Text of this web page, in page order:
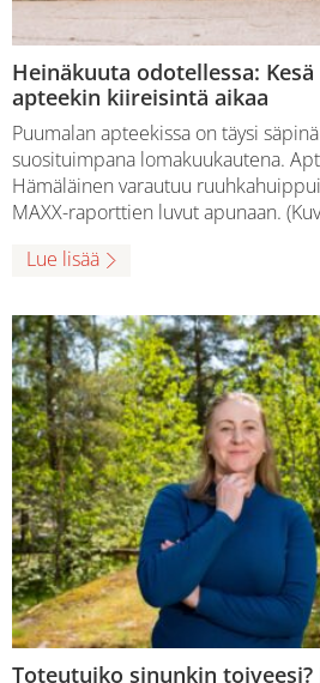
Heinäkuuta odotellessa:
apteekin kiireisintä aikaa
Puumalan apteekissa on täysi
suosituimpana lomakuukautena.
Hämäläinen varautuu
MAXX-raporttien luvut apunaan.
Lue lisää
Toteutuiko sinunkin toiveesi?